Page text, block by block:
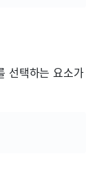
선택하는 요소가